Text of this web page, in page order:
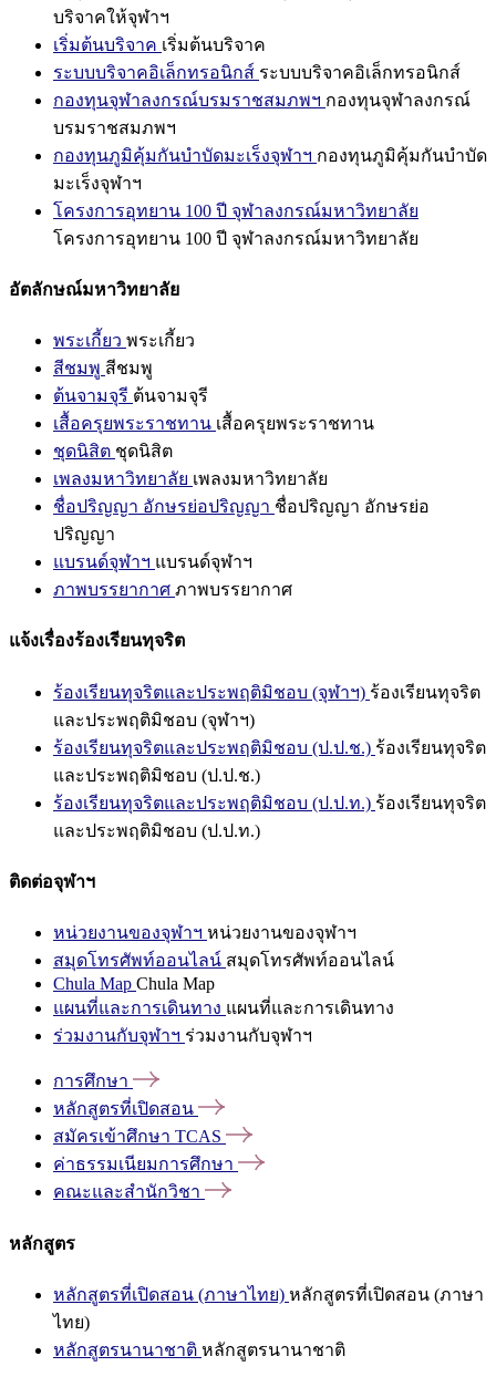
บริจาคให้จุฬาฯ
เริ่มต้นบริจาค เริ่มต้นบริจาค
ระบบบริจาคอิเล็กทรอนิกส์ ระบบบริจาคอิเล็กทรอนิกส์
กองทุนจุฬาลงกรณ์บรมราชสมภพฯ กองทุนจุฬาลงกรณ์
บรมราชสมภพฯ
กองทุนภูมิคุ้มกันบำบัดมะเร็งจุฬาฯ กองทุนภูมิคุ้มกันบำบัด
มะเร็งจุฬาฯ
โครงการอุทยาน 100 ปี จุฬาลงกรณ์มหาวิทยาลัย
โครงการอุทยาน 100 ปี จุฬาลงกรณ์มหาวิทยาลัย
อัตลักษณ์มหาวิทยาลัย
พระเกี้ยว พระเกี้ยว
สีชมพู สีชมพู
ต้นจามจุรี ต้นจามจุรี
เสื้อครุยพระราชทาน เสื้อครุยพระราชทาน
ชุดนิสิต ชุดนิสิต
เพลงมหาวิทยาลัย เพลงมหาวิทยาลัย
ชื่อปริญญา อักษรย่อปริญญา ชื่อปริญญา อักษรย่อ
ปริญญา
แบรนด์จุฬาฯ แบรนด์จุฬาฯ
ภาพบรรยากาศ ภาพบรรยากาศ
แจ้งเรื่องร้องเรียนทุจริต
ร้องเรียนทุจริตและประพฤติมิชอบ (จุฬาฯ) ร้องเรียนทุจริต
และประพฤติมิชอบ (จุฬาฯ)
ร้องเรียนทุจริตและประพฤติมิชอบ (ป.ป.ช.) ร้องเรียนทุจริต
และประพฤติมิชอบ (ป.ป.ช.)
ร้องเรียนทุจริตและประพฤติมิชอบ (ป.ป.ท.) ร้องเรียนทุจริต
และประพฤติมิชอบ (ป.ป.ท.)
ติดต่อจุฬาฯ
หน่วยงานของจุฬาฯ หน่วยงานของจุฬาฯ
สมุดโทรศัพท์ออนไลน์ สมุดโทรศัพท์ออนไลน์
Chula Map Chula Map
แผนที่และการเดินทาง แผนที่และการเดินทาง
ร่วมงานกับจุฬาฯ ร่วมงานกับจุฬาฯ
การศึกษา
หลักสูตรที่เปิดสอน
สมัครเข้าศึกษา TCAS
ค่าธรรมเนียมการศึกษา
คณะและสำนักวิชา
หลักสูตร
หลักสูตรที่เปิดสอน (ภาษาไทย) หลักสูตรที่เปิดสอน (ภาษา
ไทย)
หลักสูตรนานาชาติ หลักสูตรนานาชาติ